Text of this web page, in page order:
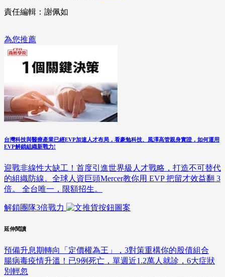
責任編輯：謝佩如
為您推薦
台灣科技與醫療產業已經EVP加速人才布局，看豪勉科技、風澤高管親身實證，如何運用
EVP解鎖組織新戰力!
迎戰非線性大缺工！首度引進世界級人才戰略，打造不可替代
的組織防線。全球人資巨頭Mercer教你用 EVP 把留才效益翻 3
倍。 全台唯一，限額招生。
解鎖團隊3倍戰力
延伸閱讀
預備升息期轉向「定價權為王」，3對策重構你的股債組合
腸病毒疫情升溫！已9例死亡，單週近1.2萬人就診，6大症狀
別輕忽